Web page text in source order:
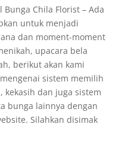
Bunga Chila Florist – Ada
untuk menjadi
dan moment-moment
upacara bela
berikut akan kami
sistem memilih
kekasih dan juga sistem
bunga lainnya dengan
Silahkan disimak